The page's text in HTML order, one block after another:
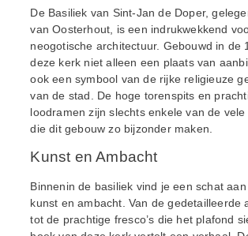
De Basiliek van Sint-Jan de Doper,
van Oosterhout, is een indrukwekkend
neogotische architectuur. Gebouwd in de
deze kerk niet alleen een plaats van
ook een symbool van de rijke religieuze
van de stad. De hoge torenspits en
loodramen zijn slechts enkele van de vele
die dit gebouw zo bijzonder maken.
Kunst en Ambacht
Binnenin de basiliek vind je een schat
kunst en ambacht. Van de gedetailleerde
tot de prachtige fresco’s die het plafond